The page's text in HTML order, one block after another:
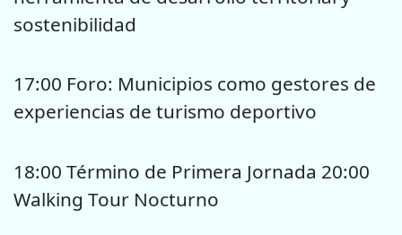
sostenibilidad
17:00 Foro: Municipios como gestores de
experiencias de turismo deportivo
18:00 Término de Primera Jornada 20:00
Walking Tour Nocturno